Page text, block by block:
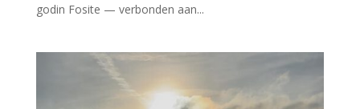
godin Fosite — verbonden aan...